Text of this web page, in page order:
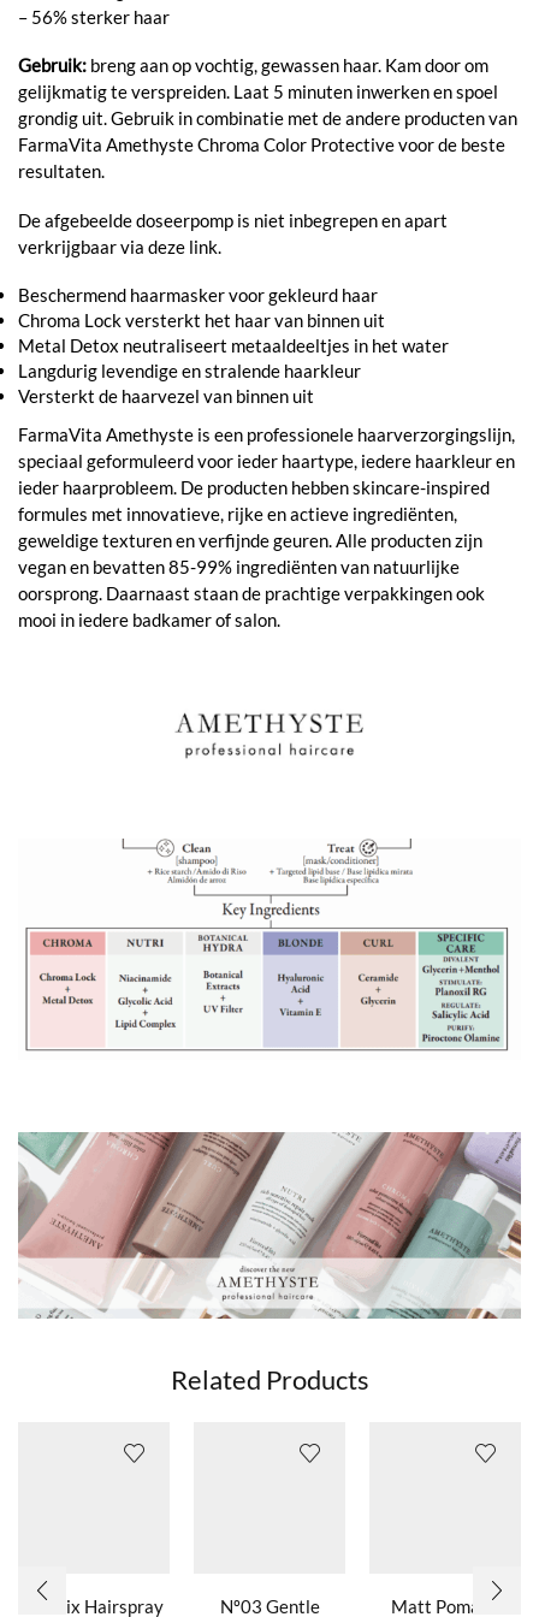
– 56% sterker haar
Gebruik: breng aan op vochtig, gewassen haar. Kam door om
gelijkmatig te verspreiden. Laat 5 minuten inwerken en spoel
grondig uit. Gebruik in combinatie met de andere producten van
FarmaVita Amethyste Chroma Color Protective voor de beste
resultaten.
De afgebeelde doseerpomp is niet inbegrepen en apart
verkrijgbaar via deze link.
Beschermend haarmasker voor gekleurd haar
Chroma Lock versterkt het haar van binnen uit
Metal Detox neutraliseert metaaldeeltjes in het water
Langdurig levendige en stralende haarkleur
Versterkt de haarvezel van binnen uit
FarmaVita Amethyste is een professionele haarverzorgingslijn,
speciaal geformuleerd voor ieder haartype, iedere haarkleur en
ieder haarprobleem. De producten hebben skincare-inspired
formules met innovatieve, rijke en actieve ingrediënten,
geweldige texturen en verfijnde geuren. Alle producten zijn
vegan en bevatten 85-99% ingrediënten van natuurlijke
oorsprong. Daarnaast staan de prachtige verpakkingen ook
mooi in iedere badkamer of salon.
Related Products
Eco Fix Hairspray
Nº03 Gentle
Matt Pomade